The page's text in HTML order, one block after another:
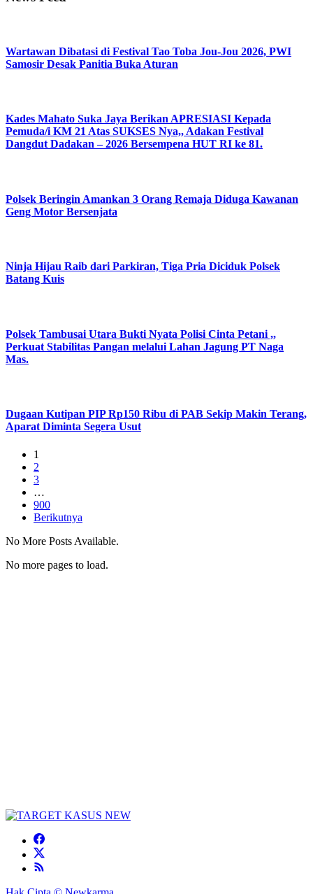
Wartawan Dibatasi di Festival Tao Toba Jou-Jou 2026, PWI
Samosir Desak Panitia Buka Aturan
Kades Mahato Suka Jaya Berikan APRESIASI Kepada
Pemuda/i KM 21 Atas SUKSES Nya,, Adakan Festival
Dangdut Dadakan – 2026 Bersempena HUT RI ke 81.
Polsek Beringin Amankan 3 Orang Remaja Diduga Kawanan
Geng Motor Bersenjata
Ninja Hijau Raib dari Parkiran, Tiga Pria Diciduk Polsek
Batang Kuis
Polsek Tambusai Utara Bukti Nyata Polisi Cinta Petani ,,
Perkuat Stabilitas Pangan melalui Lahan Jagung PT Naga
Mas.
Dugaan Kutipan PIP Rp150 Ribu di PAB Sekip Makin Terang,
Aparat Diminta Segera Usut
1
2
3
…
900
Berikutnya
No More Posts Available.
No more pages to load.